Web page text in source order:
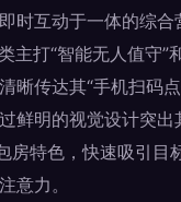
时互动于一体的综合
主打“智能无人值守”
晰传达其“手机扫码
鲜明的视觉设计突出
房特色，快速吸引
意力。